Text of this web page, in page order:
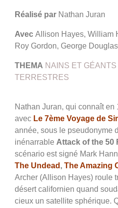
Réalisé par Nathan Juran
Avec Allison Hayes, William
Roy Gordon, George
THEMA NAINS ET GÉANTS
TERRESTRES
Nathan Juran, qui connaît
avec Le 7ème Voyage de
année, sous le pseudonyme
inénarrable Attack of the 50
scénario est signé Mark
The Undead , The Amazing
Archer (Allison Hayes) roule
désert californien quand
cieux un satellite sphérique.